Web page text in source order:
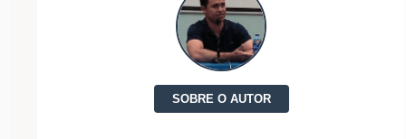
SOBRE O AUTOR